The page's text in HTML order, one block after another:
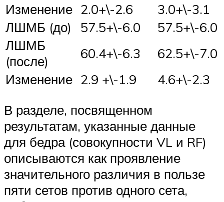
Изменение 2.0+\-2.6
3.0+\-3.1
ЛШМБ (до)
57.5+\-6.0
57.5+\-6.0
ЛШМБ
(после)
60.4+\-6.3
62.5+\-7.0
Изменение 2.9 +\-1.9
4.6+\-2.3
В разделе, посвященном
результатам, указанные данные
для бедра (совокупности VL и RF)
описываются как проявление
значительного различия в пользе
пяти сетов против одного сета,